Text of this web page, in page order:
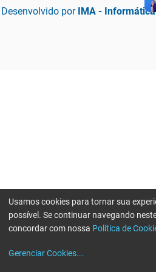
Desenvolvido por IMA -
Usamos cookies para tornar sua
possível. Se continuar navegando
concordar com nossa Política de
Gerenciar Cookies...
Erro ao enviar informações, por